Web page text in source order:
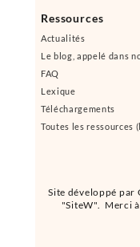
Site développé par
"SiteW". Merci
Ressources
Actualités
Le blog, appelé dans
FAQ
Lexique
Téléchargements
Toutes les ressources